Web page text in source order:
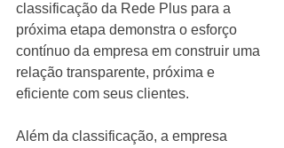
classificação da Rede Plus para a
próxima etapa demonstra o esforço
contínuo da empresa em construir uma
relação transparente, próxima e
eficiente com seus clientes.
Além da classificação, a empresa